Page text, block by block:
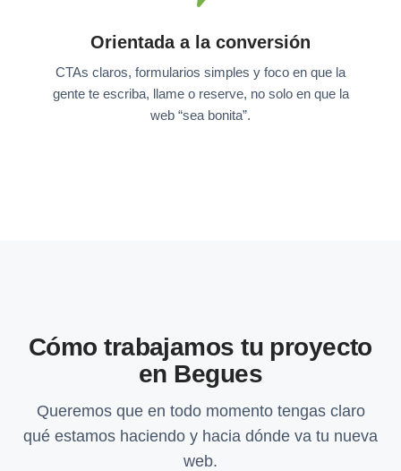
Orientada a la conversión
CTAs claros, formularios simples y foco en que la
gente te escriba, llame o reserve, no solo en que la
web “sea bonita”.
Cómo trabajamos tu proyecto
en Begues
Queremos que en todo momento tengas claro
qué estamos haciendo y hacia dónde va tu nueva
web.